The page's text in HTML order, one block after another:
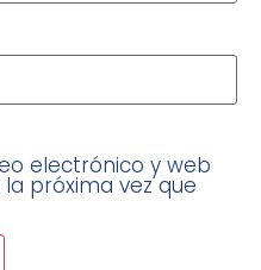
electrónico y web
próxima vez que